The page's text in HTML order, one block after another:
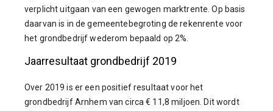
verplicht uitgaan van een gewogen marktrente. Op basis
daarvan is in de gemeentebegroting de rekenrente voor
het grondbedrijf wederom bepaald op 2%.
Jaarresultaat grondbedrijf 2019
Over 2019 is er een positief resultaat voor het
grondbedrijf Arnhem van circa € 11,8 miljoen. Dit wordt